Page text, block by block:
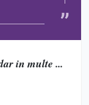
in multe ...